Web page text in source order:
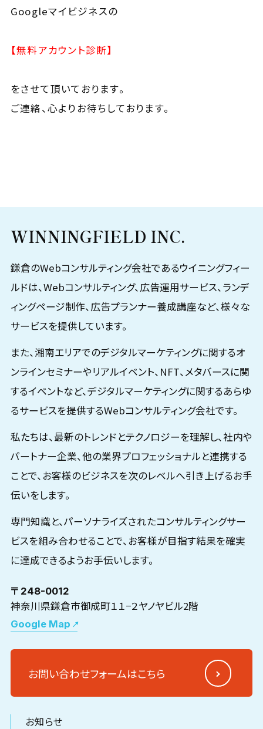
Googleマイビジネスの
【無料アカウント診断】
をさせて頂いております。
ご連絡、心よりお待ちしております。
WINNINGFIELD INC.
鎌倉のWebコンサルティング会社であるウイニングフィー
ルドは、Webコンサルティング、広告運用サービス、ランデ
ィングページ制作、広告プランナー養成講座など、様々な
サービスを提供しています。
また、湘南エリアでのデジタルマーケティングに関するオ
ンラインセミナーやリアルイベント、NFT、メタバースに関
するイベントなど、デジタルマーケティングに関するあらゆ
るサービスを提供するWebコンサルティング会社です。
私たちは、最新のトレンドとテクノロジーを理解し、社内や
パートナー企業、他の業界プロフェッショナルと連携する
ことで、お客様のビジネスを次のレベルへ引き上げるお手
伝いをします。
専門知識と、パーソナライズされたコンサルティングサー
ビスを組み合わせることで、お客様が目指す結果を確実
に達成できるようお手伝いします。
〒248-0012
神奈川県鎌倉市御成町１１−２ヤノヤビル2階
Google Map
お問い合わせフォームはこちら
お知らせ